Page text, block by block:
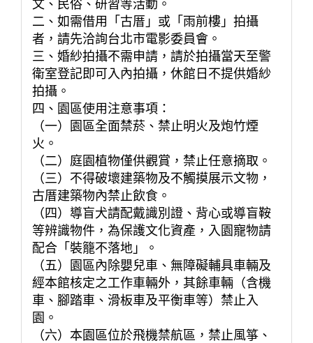
文、民俗、研習等活動。
二、如需借用「古厝」或「雨前樓」拍攝
者，請先洽詢台北市電影委員會。
三、婚紗拍攝不需申請，請於拍攝當天至警
衛室登記即可入內拍攝，休館日不提供婚紗
拍攝。
四、園區使用注意事項：
（一）園區全面禁菸、禁止明火及炮竹煙
火。
（二）庭園植物僅供觀賞，禁止任意摘取。
（三）不得破壞建築物及不觸摸展示文物，
古厝建築物內禁止飲食。
（四）導盲犬請配戴識別證、背心或導盲鞍
等辨識物件，為保護文化資產，入園寵物請
配合「裝籠不落地」。
（五）園區內除嬰兒車、無障礙輔具車輛及
經本館核定之工作車輛外，其餘車輛（含機
車、腳踏車、滑板車及平衡車等）禁止入
園。
（六）本園區位於飛機禁航區，禁止風箏、